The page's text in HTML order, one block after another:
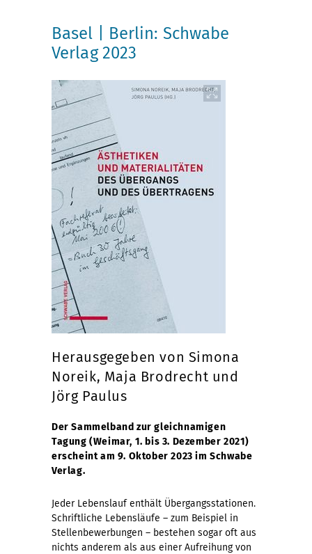
Basel | Berlin: Schwabe
Verlag 2023
Herausgegeben von Simona
Noreik, Maja Brodrecht und
Jörg Paulus
Der Sammelband zur gleichnamigen
Tagung (Weimar, 1. bis 3. Dezember 2021)
erscheint am 9. Oktober 2023 im Schwabe
Verlag.
Jeder Lebenslauf enthält Übergangsstationen.
Schriftliche Lebensläufe – zum Beispiel in
Stellenbewerbungen – bestehen sogar oft aus
nichts anderem als aus einer Aufreihung von